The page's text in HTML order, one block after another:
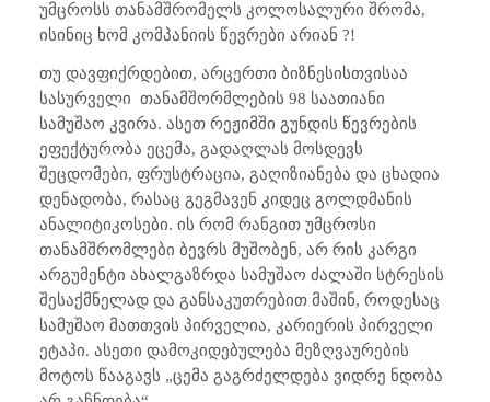
უმცროსს თანამშრომელს კოლოსალური შრომა,
ისინიც ხომ კომპანიის წევრები არიან ?!
თუ დავფიქრდებით, არცერთი ბიზნესისთვისაა
სასურველი თანამშორმლების 98 საათიანი
სამუშაო კვირა. ასეთ რეჟიმში გუნდის წევრების
ეფექტურობა ეცემა, გადაღლას მოსდევს
შეცდომები, ფრუსტრაცია, გაღიზიანება და ცხადია
დენადობა, რასაც გეგმავენ კიდეც გოლდმანის
ანალიტიკოსები. ის რომ რანგით უმცროსი
თანამშრომლები ბევრს მუშობენ, არ რის კარგი
არგუმენტი ახალგაზრდა სამუშაო ძალაში სტრესის
შესაქმნელად და განსაკუთრებით მაშინ, როდესაც
სამუშაო მათთვის პირველია, კარიერის პირველი
ეტაპი. ასეთი დამოკიდებულება მეზღვაურების
მოტოს წააგავს „ცემა გაგრძელდება ვიდრე ნდობა